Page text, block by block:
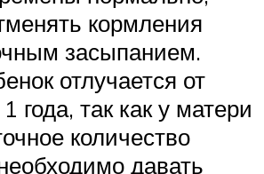
кормления
засыпанием.
отлучается от
года, так как у матери
количество
давать